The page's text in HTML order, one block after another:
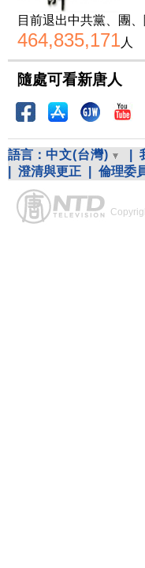
目前退出中共黨、團
464,835,171人
隨處可看新唐人
語言： 中文(台灣)
澄清與更正 倫理委